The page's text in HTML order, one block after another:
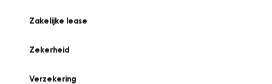
Zakelijke lease
Zekerheid
Verzekering